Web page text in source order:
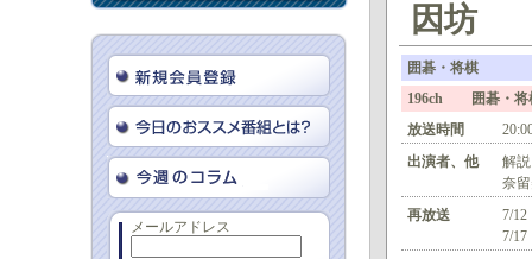
メールアドレス
因坊
囲碁・将棋
196ch 囲碁・将
放送時間
出演者、他
解
奈
再放送
7/
7/